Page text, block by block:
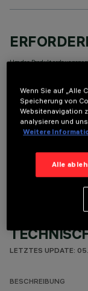
Um das Produkt
LETZTES UPDATE:
BESCHREIBUNG
Wenn Sie auf „Alle
Speicherung von
Websitenavigation
analysieren und
Weitere
Alle